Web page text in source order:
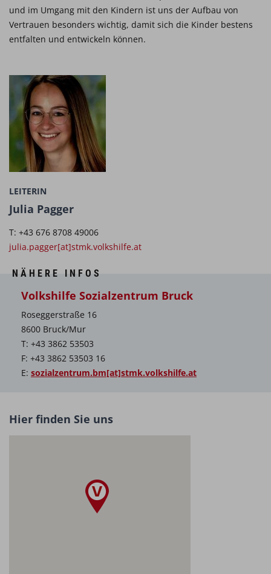
und im Umgang mit den Kindern ist uns der Aufbau von
Vertrauen besonders wichtig, damit sich die Kinder bestens
entfalten und entwickeln können.
LEITERIN
Julia Pagger
T: +43 676 8708 49006
julia.pagger[at]stmk.volkshilfe.at
NÄHERE INFOS
Volkshilfe Sozialzentrum Bruck
Roseggerstraße 16
8600 Bruck/Mur
T: +43 3862 53503
F: +43 3862 53503 16
E: sozialzentrum.bm[at]stmk.volkshilfe.at
Hier finden Sie uns